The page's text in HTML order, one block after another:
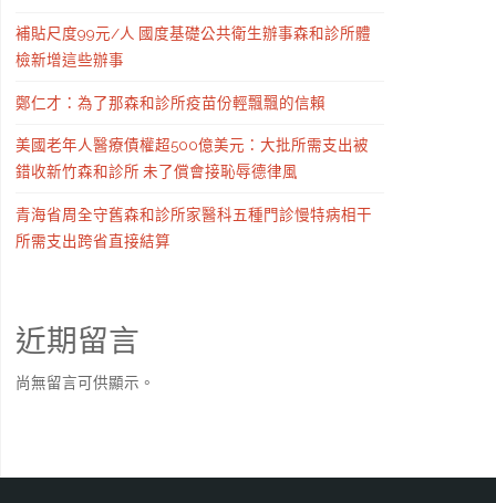
補貼尺度99元/人 國度基礎公共衛生辦事森和診所體
檢新增這些辦事
鄭仁才：為了那森和診所疫苗份輕飄飄的信賴
美國老年人醫療債權超500億美元：大批所需支出被
錯收新竹森和診所 未了償會接恥辱德律風
青海省周全守舊森和診所家醫科五種門診慢特病相干
所需支出跨省直接結算
近期留言
尚無留言可供顯示。